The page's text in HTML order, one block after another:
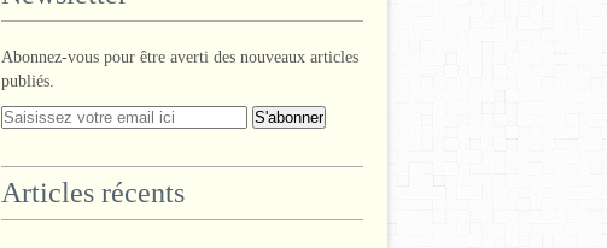
Abonnez-vous pour être averti des nouveaux articles
publiés.
Articles récents